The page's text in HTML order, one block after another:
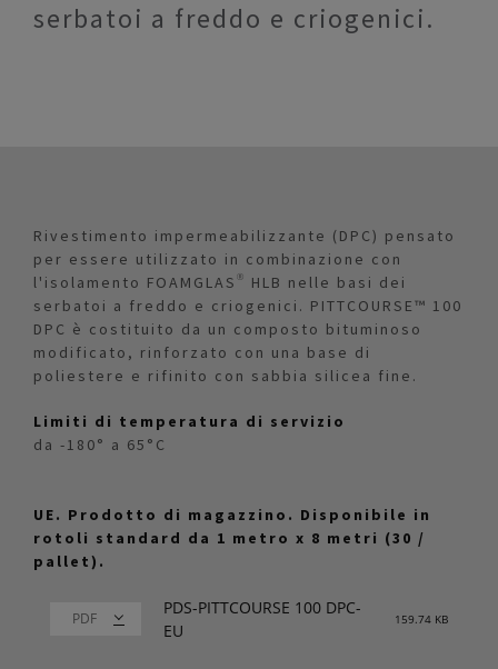
serbatoi a freddo e criogenici.
Rivestimento impermeabilizzante (DPC) pensato
per essere utilizzato in combinazione con
l'isolamento FOAMGLAS® HLB nelle basi dei
serbatoi a freddo e criogenici. PITTCOURSE™ 100
DPC è costituito da un composto bituminoso
modificato, rinforzato con una base di
poliestere e rifinito con sabbia silicea fine.
Limiti di temperatura di servizio
da -180° a 65°C
UE. Prodotto di magazzino. Disponibile in
rotoli standard da 1 metro x 8 metri (30 /
pallet).
PDS-PITTCOURSE 100 DPC-
EU
159.74 KB